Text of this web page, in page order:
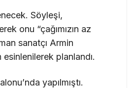
Söyleşi,
onu “çağımızın az
sanatçı Armin
planlandı.
yapılmıştı.